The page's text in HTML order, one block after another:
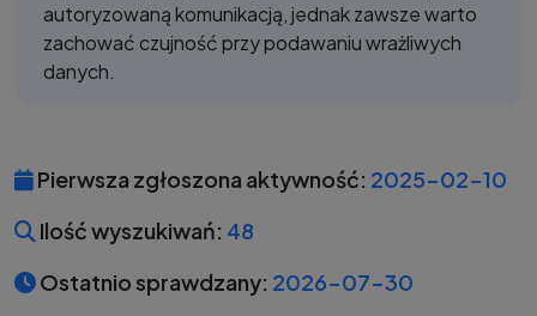
autoryzowaną komunikacją, jednak zawsze warto
zachować czujność przy podawaniu wrażliwych
danych.
Pierwsza zgłoszona aktywność: 2025-02-10
Ilość wyszukiwań: 48
Ostatnio sprawdzany: 2026-07-30